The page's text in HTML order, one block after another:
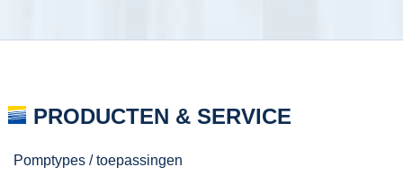
PRODUCTEN & SERVICE
Pomptypes / toepassingen